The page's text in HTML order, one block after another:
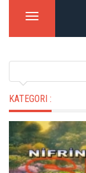
Menu
KATEGORI :